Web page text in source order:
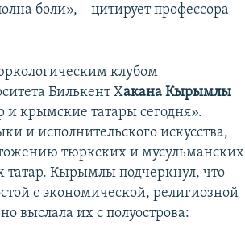
боли», – цитирует профессора
клубом
Билькент Хакана Кырымлы
крымские татары сегодня».
и исполнительского искусства,
тюркских и мусульманских
Кырымлы подчеркнул, что
с экономической, религиозной
выслала их с полуострова: